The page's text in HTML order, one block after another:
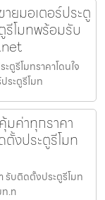
ยมอเตอร์ประตู
รีโมทพร้อมรับ
ตูรีโมทราคาโดนใจ
ระตูรีโมท
มค่าทุกราคา
งประตูรีโมท
รับติดตั้งประตูรีโมท
ท.n